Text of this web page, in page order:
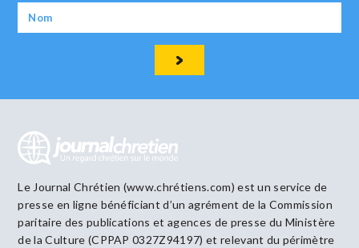
Le Journal Chrétien (www.chrétiens.com) est un service de
presse en ligne bénéficiant d’un agrément de la Commission
paritaire des publications et agences de presse du Ministère
de la Culture (CPPAP 0327Z94197) et relevant du périmètre